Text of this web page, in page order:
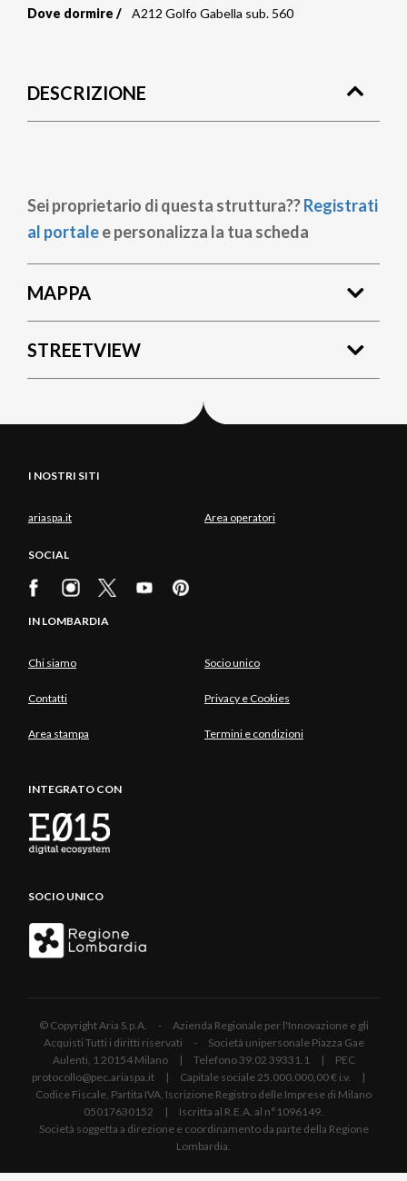
pane
Dove dormire A212 Golfo Gabella sub. 560
DESCRIZIONE
Sei proprietario di questa struttura??Registrati
al portalee personalizza la tua scheda
MAPPA
STREETVIEW
I NOSTRI SITI
ariaspa.it Area operatori
SOCIAL
IN LOMBARDIA
Chi siamo Socio unico
Contatti Privacy e Cookies
Area stampa Termini e condizioni
INTEGRATO CON
SOCIO UNICO
© Copyright Aria S.p.A. - Azienda Regionale per l'Innovazione e gli
Acquisti Tutti i diritti riservati - Società unipersonale Piazza Gae
Aulenti, 1 20154 Milano | Telefono 39.02 39331.1 | PEC
protocollo@pec.ariaspa.it | Capitale sociale 25.000.000,00 € i.v. |
Codice Fiscale, Partita IVA, Iscrizione Registro delle Imprese di Milano
05017630152 | Iscritta al R.E.A. al n°1096149.
Società soggetta a direzione e coordinamento da parte della Regione
Lombardia.